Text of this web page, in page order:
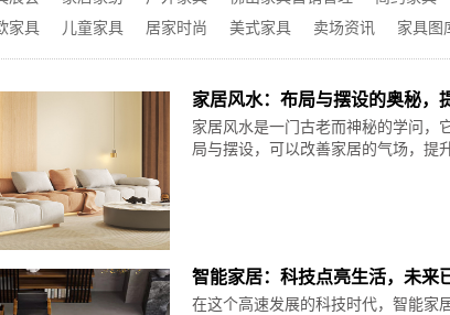
理的布局和摆设，让家居环境更加舒适、美观，为我
植物发挥最大的功效，我们需要选择适合室内环境的
植物不仅是一种装饰，更是我们生活中的健康伙伴。
了一个更加舒适和宜人的居住环境。让我们拥抱这些
增添一份自然的美丽和清新。
家具 儿童家具 居家时尚 美式家具 卖场资讯 家具图
家居风水：布局与摆设的奥秘，
家居风水是一门古老而神秘的学问，
局与摆设，可以改善家居的气场，提
智能家居：科技点亮生活，未来
在这个高速发展的科技时代，智能家